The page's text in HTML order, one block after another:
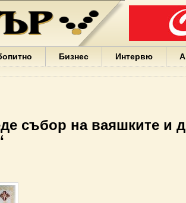
Варна
Портних
ЕС
Борисов
Европа
българи
Бизнес Интервю
събор на ваяшките и